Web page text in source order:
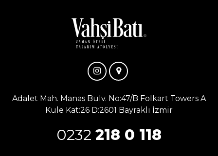
Adalet Mah. Manas Bulv. No:47/B Folkart Towers A
Kule Kat:26 D:2601 Bayraklı İzmir
0232 218 0 118